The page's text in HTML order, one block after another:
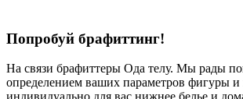
Попробуй брафиттинг!
На связи брафиттеры Ода телу. Мы рады
определением ваших параметров фигуры и